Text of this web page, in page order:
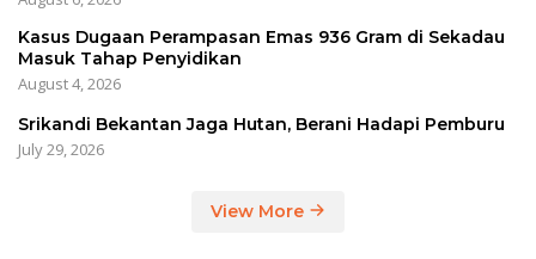
Kasus Dugaan Perampasan Emas 936 Gram di Sekadau
Masuk Tahap Penyidikan
August 4, 2026
Srikandi Bekantan Jaga Hutan, Berani Hadapi Pemburu
July 29, 2026
View More